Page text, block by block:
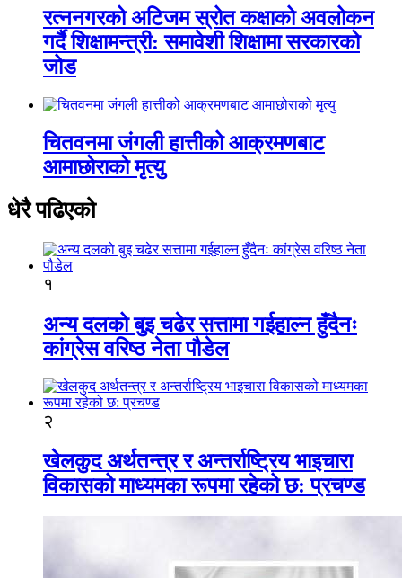
रत्ननगरको अटिजम स्रोत कक्षाको अवलोकन
गर्दै शिक्षामन्त्री: समावेशी शिक्षामा सरकारको
जोड
चितवनमा जंगली हात्तीको आक्रमणबाट
आमाछोराको मृत्यु
धेरै पढिएको
१
अन्य दलको बुइ चढेर सत्तामा गईहाल्न हुँदैनः
कांग्रेस वरिष्ठ नेता पौडेल
२
खेलकुद अर्थतन्त्र र अन्तर्राष्ट्रिय भाइचारा
विकासको माध्यमका रूपमा रहेको छ: प्रचण्ड